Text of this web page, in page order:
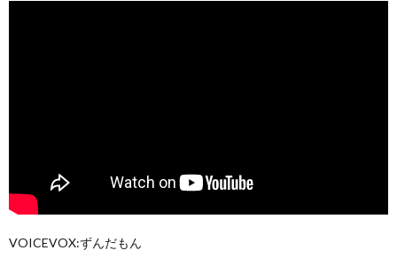
VOICEVOX:ずんだもん